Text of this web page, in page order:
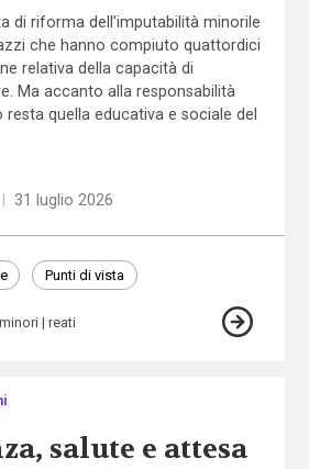
di riforma dell’imputabilità minorile
che hanno compiuto quattordici
relativa della capacità di
Ma accanto alla responsabilità
quella educativa e sociale del
31 luglio 2026
Punti di vista
minori reati
salute e attesa